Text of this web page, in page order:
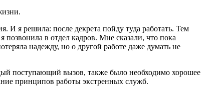
И я решила: после декрета пойду туда работать. Тем
в отдел кадров. Мне сказали, что пока
надежду, но о другой работе даже думать не
поступающий вызов, также было необходимо хорошее
принципов работы экстренных служб.